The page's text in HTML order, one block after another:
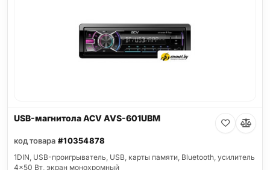
USB-магнитола ACV AVS-601UBM
код товара #10354878
1DIN, USB-проигрыватель, USB, карты памяти, Bluetooth, усилитель
4x50 Вт, экран монохромный